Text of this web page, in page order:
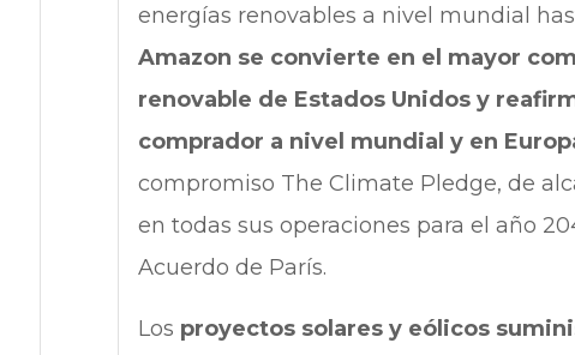
energías renovables a nivel mundial
Amazon se convierte en el mayor
renovable de Estados Unidos y
comprador a nivel mundial y en
compromiso The Climate Pledge, de
en todas sus operaciones para el año
Acuerdo de París.
Los proyectos solares y eólicos